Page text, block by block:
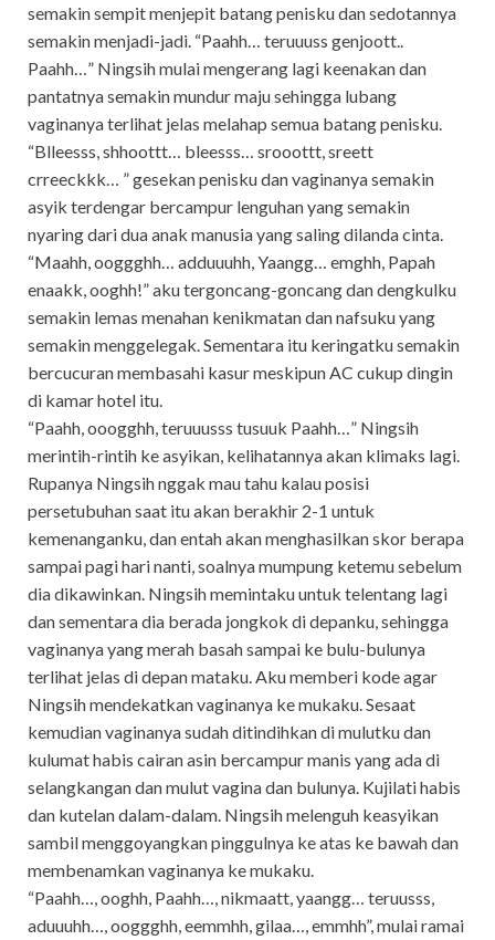
semakin sempit menjepit batang penisku dan sedotannya
semakin menjadi-jadi. “Paahh… teruuuss genjoott..
Paahh…” Ningsih mulai mengerang lagi keenakan dan
pantatnya semakin mundur maju sehingga lubang
vaginanya terlihat jelas melahap semua batang penisku.
“Blleesss, shhoottt… bleesss… srooottt, sreett
crreeckkk… ” gesekan penisku dan vaginanya semakin
asyik terdengar bercampur lenguhan yang semakin
nyaring dari dua anak manusia yang saling dilanda cinta.
“Maahh, ooggghh… adduuuhh, Yaangg… emghh, Papah
enaakk, ooghh!” aku tergoncang-goncang dan dengkulku
semakin lemas menahan kenikmatan dan nafsuku yang
semakin menggelegak. Sementara itu keringatku semakin
bercucuran membasahi kasur meskipun AC cukup dingin
di kamar hotel itu.
“Paahh, ooogghh, teruuusss tusuuk Paahh…” Ningsih
merintih-rintih ke asyikan, kelihatannya akan klimaks lagi.
Rupanya Ningsih nggak mau tahu kalau posisi
persetubuhan saat itu akan berakhir 2-1 untuk
kemenanganku, dan entah akan menghasilkan skor berapa
sampai pagi hari nanti, soalnya mumpung ketemu sebelum
dia dikawinkan. Ningsih memintaku untuk telentang lagi
dan sementara dia berada jongkok di depanku, sehingga
vaginanya yang merah basah sampai ke bulu-bulunya
terlihat jelas di depan mataku. Aku memberi kode agar
Ningsih mendekatkan vaginanya ke mukaku. Sesaat
kemudian vaginanya sudah ditindihkan di mulutku dan
kulumat habis cairan asin bercampur manis yang ada di
selangkangan dan mulut vagina dan bulunya. Kujilati habis
dan kutelan dalam-dalam. Ningsih melenguh keasyikan
sambil menggoyangkan pinggulnya ke atas ke bawah dan
membenamkan vaginanya ke mukaku.
“Paahh…, ooghh, Paahh…, nikmaatt, yaangg… teruusss,
aduuuhh…, ooggghh, eemmhh, gilaa…, emmhh”, mulai ramai